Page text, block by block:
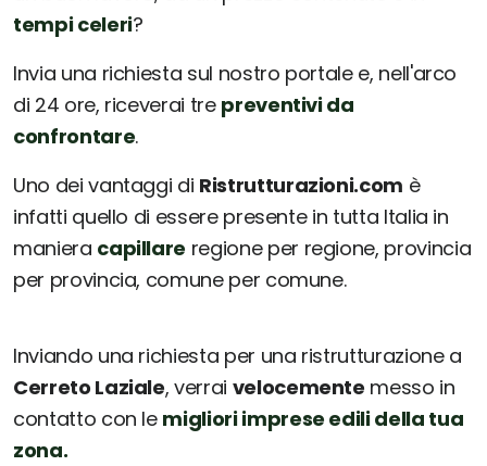
tempi celeri?
Invia una richiesta sul nostro portale e, nell'arco
di 24 ore, riceverai tre preventivi da
confrontare.
Uno dei vantaggi di Ristrutturazioni.com è
infatti quello di essere presente in tutta Italia in
maniera capillare regione per regione, provincia
per provincia, comune per comune.
Inviando una richiesta per una ristrutturazione a
Cerreto Laziale, verrai velocemente messo in
contatto con le migliori imprese edili della tua
zona.